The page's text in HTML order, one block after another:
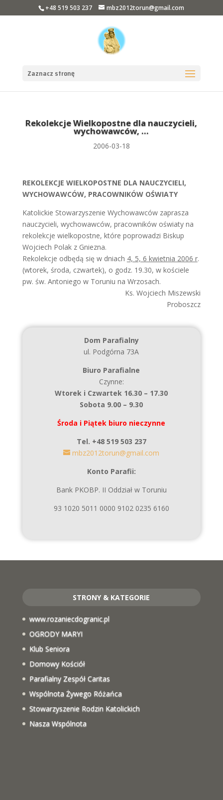
+48 519 503 237 mbz2012torun@gmail.com
Zaznacz stronę
Rekolekcje Wielkopostne dla nauczycieli,
wychowawców, …
2006-03-18
REKOLEKCJE WIELKOPOSTNE DLA NAUCZYCIELI,
WYCHOWAWCÓW, PRACOWNIKÓW OŚWIATY
Katolickie Stowarzyszenie Wychowawców zaprasza
nauczycieli, wychowawców, pracowników oświaty na
rekolekcje wielkopostne, które poprowadzi Biskup
Wojciech Polak z Gniezna.
Rekolekcje odbędą się w dniach 4, 5, 6 kwietnia 2006 r.
(wtorek, środa, czwartek), o godz. 19.30, w kościele
pw. św. Antoniego w Toruniu na Wrzosach.
Ks. Wojciech Miszewski
Proboszcz
Dom Parafialny
ul. Podgórna 73A
Biuro Parafialne
Czynne:
Wtorek i Czwartek 16.30 – 17.30
Sobota 9.00 – 9.30
Środa i Piątek biuro nieczynne
Tel. +48 519 503 237
mbz2012torun@gmail.com
Konto Parafii:
Bank PKOBP. II Oddział w Toruniu
93 1020 5011 0000 9102 0235 6160
STRONY & KATEGORIE
www.rozaniecdogranic.pl
OGRODY MARYI
Klub Seniora
Domowy Kościół
Parafialny Zespół Caritas
Wspólnota Żywego Różańca
Stowarzyszenie Rodzin Katolickich
Nasza Wspólnota